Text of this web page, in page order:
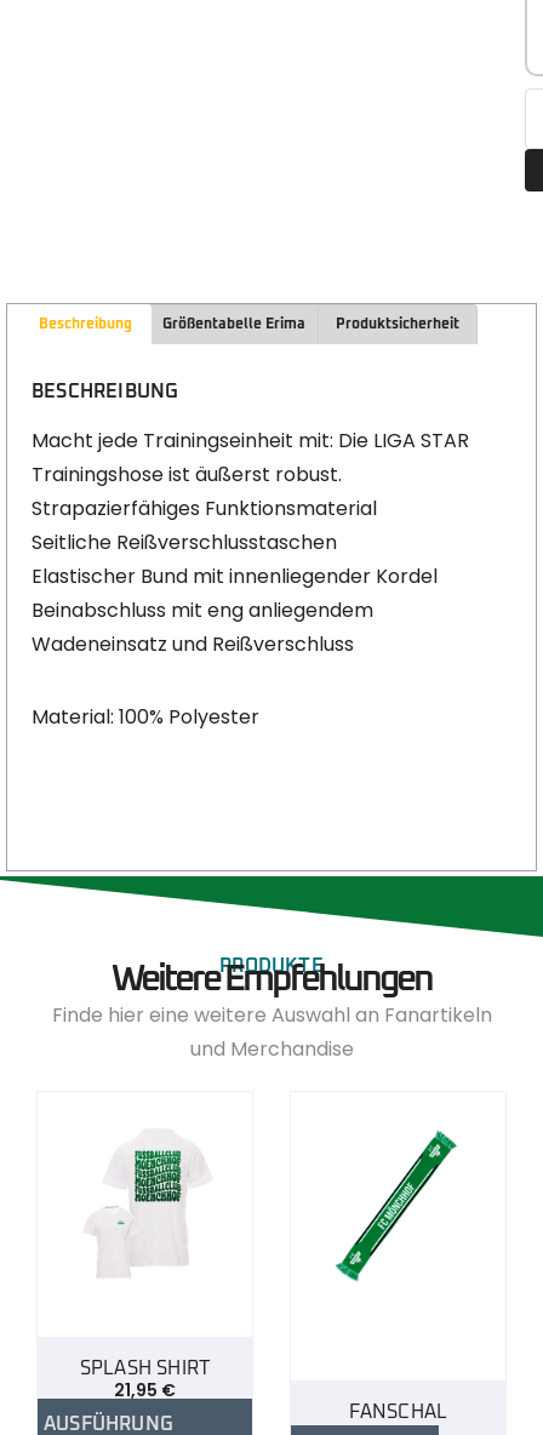
Beschreibung Größentabelle Erima Produktsicherheit
BESCHREIBUNG
Macht jede Trainingseinheit mit: Die LIGA STAR
Trainingshose ist äußerst robust.
Strapazierfähiges Funktionsmaterial
Seitliche Reißverschlusstaschen
Elastischer Bund mit innenliegender Kordel
Beinabschluss mit eng anliegendem
Wadeneinsatz und Reißverschluss
Material: 100% Polyester
PRODUKTE
Weitere Empfehlungen
Finde hier eine weitere Auswahl an Fanartikeln
und Merchandise
SPLASH SHIRT
21,95 €
AUSFÜHRUNG
FANSCHAL